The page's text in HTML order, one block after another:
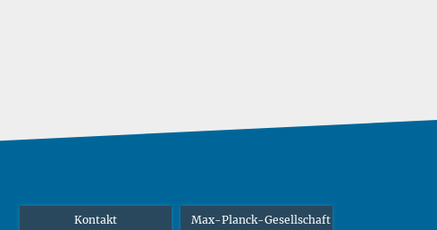
Kontakt Max-Planck-Gesellschaft